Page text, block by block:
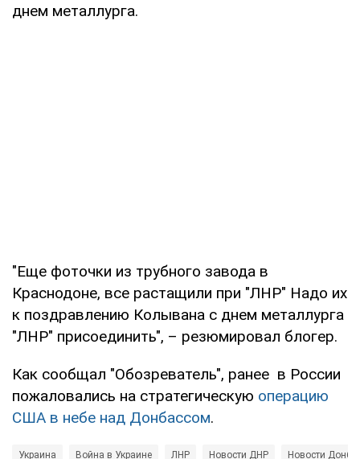
днем металлурга.
"Еще фоточки из трубного завода в
Краснодоне, все растащили при "ЛНР" Надо их
к поздравлению Колывана с днем металлурга
"ЛНР" присоединить", – резюмировал блогер.
Как сообщал "Обозреватель", ранее в России
пожаловались на стратегическую операцию
США в небе над Донбассом.
Украина Война в Украине ЛНР Новости ДНР Новости